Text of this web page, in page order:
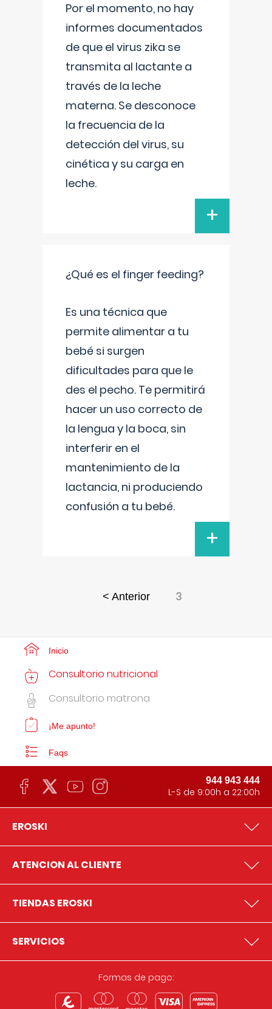
Por el momento, no hay
informes documentados
de que el virus zika se
transmita al lactante a
través de la leche
materna. Se desconoce
la frecuencia de la
detección del virus, su
cinética y su carga en
leche.
+
¿Qué es el finger feeding?
Es una técnica que
permite alimentar a tu
bebé si surgen
dificultades para que le
des el pecho. Te permitirá
hacer un uso correcto de
la lengua y la boca, sin
interferir en el
mantenimiento de la
lactancia, ni produciendo
confusión a tu bebé.
+
< Anterior 3
Inicio
Consultorio nutricional
Consultorio matrona
¡Me apunto!
Faqs
944 943 444
L-S de 9:00h a 22:00h
EROSKI
ATENCION AL CLIENTE
TIENDAS EROSKI
SERVICIOS
Formas de pago: